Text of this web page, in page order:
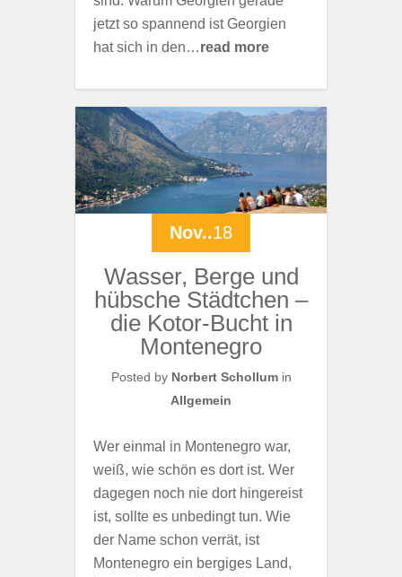
jetzt so spannend ist Georgien
hat sich in den…read more
Nov..18
Wasser, Berge und
hübsche Städtchen –
die Kotor-Bucht in
Montenegro
Posted by Norbert Schollumin
Allgemein
Wer einmal in Montenegro war,
weiß, wie schön es dort ist. Wer
dagegen noch nie dort hingereist
ist, sollte es unbedingt tun. Wie
der Name schon verrät, ist
Montenegro ein bergiges Land,